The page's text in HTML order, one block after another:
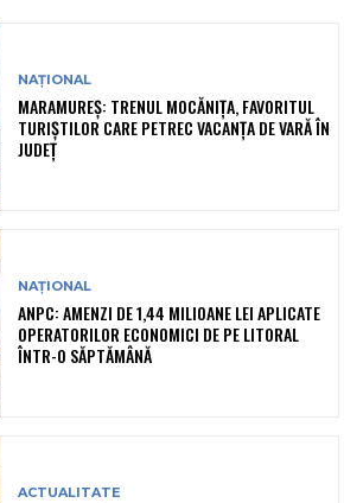
NAȚIONAL
MARAMUREȘ: TRENUL MOCĂNIȚA, FAVORITUL
TURIȘTILOR CARE PETREC VACANȚA DE VARĂ ÎN
JUDEȚ
NAȚIONAL
ANPC: AMENZI DE 1,44 MILIOANE LEI APLICATE
OPERATORILOR ECONOMICI DE PE LITORAL
ÎNTR-O SĂPTĂMÂNĂ
ACTUALITATE